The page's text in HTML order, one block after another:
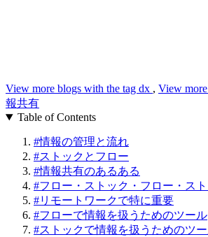
View more blogs with the tag dx , View
報共有
Table of Contents
#情報の管理と流れ
#ストックとフロー
#情報共有のあるある
#フロー・ストック・フロー・ス
#リモートワークで特に重要
#フローで情報を扱うためのツール
#ストックで情報を扱うためのツ